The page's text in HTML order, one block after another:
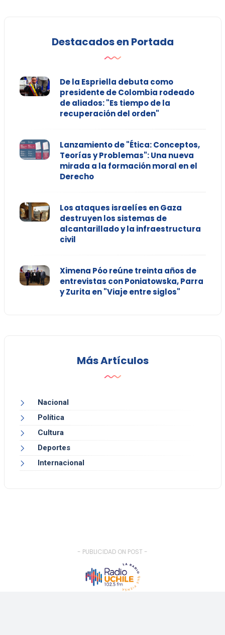
Destacados en Portada
De la Espriella debuta como
presidente de Colombia rodeado
de aliados: "Es tiempo de la
recuperación del orden"
Lanzamiento de "Ética: Conceptos,
Teorías y Problemas": Una nueva
mirada a la formación moral en el
Derecho
Los ataques israelíes en Gaza
destruyen los sistemas de
alcantarillado y la infraestructura
civil
Ximena Póo reúne treinta años de
entrevistas con Poniatowska, Parra
y Zurita en "Viaje entre siglos"
Más Artículos
Nacional
Política
Cultura
Deportes
Internacional
- PUBLICIDAD ON POST -